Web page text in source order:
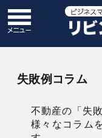
失敗例コラム
不動産の「失
様々なコラム